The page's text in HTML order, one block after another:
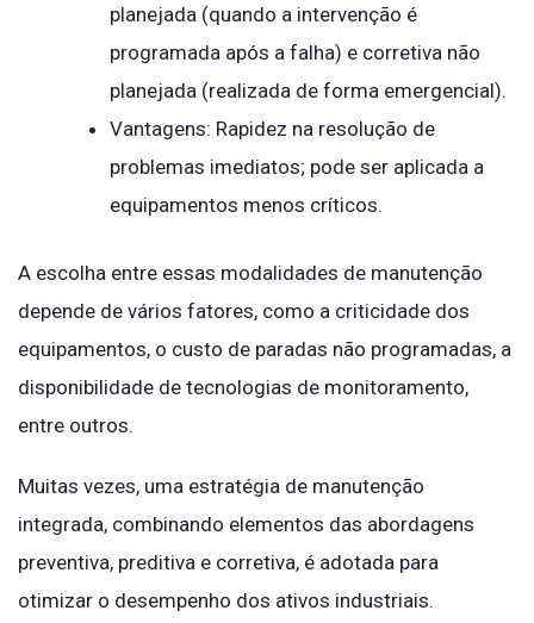
planejada (quando a intervenção é
programada após a falha) e corretiva não
planejada (realizada de forma emergencial).
Vantagens: Rapidez na resolução de
problemas imediatos; pode ser aplicada a
equipamentos menos críticos.
A escolha entre essas modalidades de manutenção
depende de vários fatores, como a criticidade dos
equipamentos, o custo de paradas não programadas, a
disponibilidade de tecnologias de monitoramento,
entre outros.
Muitas vezes, uma estratégia de manutenção
integrada, combinando elementos das abordagens
preventiva, preditiva e corretiva, é adotada para
otimizar o desempenho dos ativos industriais.